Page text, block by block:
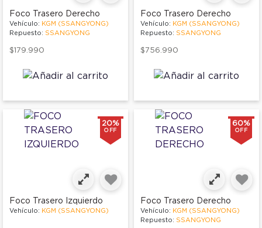
Foco Trasero Derecho
Vehículo: KGM (SSANGYONG)
Repuesto: SSANGYONG
$179.990
Foco Trasero Derecho
Vehículo: KGM (SSANGYONG)
Repuesto: SSANGYONG
$756.990
20%
OFF
Foco Trasero Izquierdo
Vehículo: KGM (SSANGYONG)
60%
OFF
Foco Trasero Derecho
Vehículo: KGM (SSANGYONG)
Repuesto: SSANGYONG